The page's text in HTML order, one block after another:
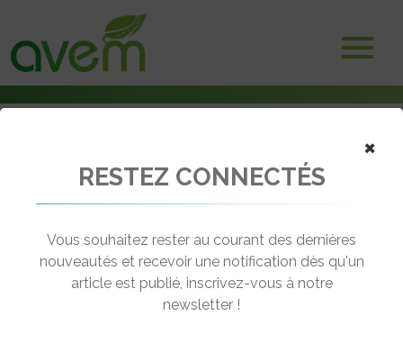
La voiture électrique F-City dédiée au libre-service présentée à
← Revenir aux actualités
×
RESTEZ CONNECTÉS
Vous souhaitez rester au courant des dernières
nouveautés et recevoir une notification dès qu'un
article est publié, inscrivez-vous à notre
newsletter !